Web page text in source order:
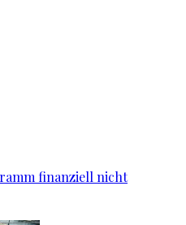
finanziell nicht